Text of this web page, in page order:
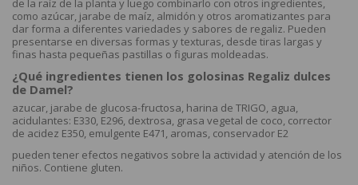
de la raíz de la planta y luego combinarlo con otros ingredientes,
como azúcar, jarabe de maíz, almidón y otros aromatizantes para
dar forma a diferentes variedades y sabores de regaliz. Pueden
presentarse en diversas formas y texturas, desde tiras largas y
finas hasta pequeñas pastillas o figuras moldeadas.
¿Qué ingredientes tienen los golosinas Regaliz dulces
de Damel?
azucar, jarabe de glucosa-fructosa, harina de TRIGO, agua,
acidulantes: E330, E296, dextrosa, grasa vegetal de coco, corrector
de acidez E350, emulgente E471, aromas, conservador E2
pueden tener efectos negativos sobre la actividad y atención de los
niños. Contiene gluten.